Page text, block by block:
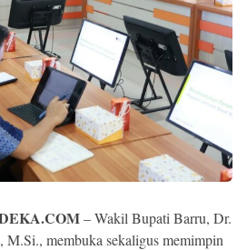
– Wakil Bupati Barru, Dr.
membuka sekaligus memimpin